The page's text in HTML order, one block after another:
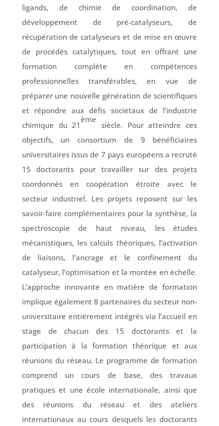
ligands, de chimie de coordination, de
développement de pré-catalyseurs, de
récupération de catalyseurs et de mise en œuvre
de procédés catalytiques, tout en offrant une
formation complète en compétences
professionnelles transférables, en vue de
préparer une nouvelle génération de scientifiques
et répondre aux défis sociétaux de l’industrie
chimique du 21
ème
siècle. Pour atteindre ces
objectifs, un consortium de 9 bénéficiaires
universitaires issus de 7 pays européens a recruté
15 doctorants pour travailler sur des projets
coordonnés en coopération étroite avec le
secteur industriel. Les projets reposent sur les
savoir-faire complémentaires pour la synthèse, la
spectroscopie de haut niveau, les études
mécanistiques, les calculs théoriques, l’activation
de liaisons, l’ancrage et le confinement du
catalyseur, l’optimisation et la montée en échelle.
L’approche innovante en matière de formation
implique également 8 partenaires du secteur non-
universitaire entièrement intégrés via l’accueil en
stage de chacun des 15 doctorants et la
participation à la formation théorique et aux
réunions du réseau. Le programme de formation
comprend un cours de base, des travaux
pratiques et une école internationale, ainsi que
des réunions du réseau et des ateliers
internationaux au cours desquels les doctorants